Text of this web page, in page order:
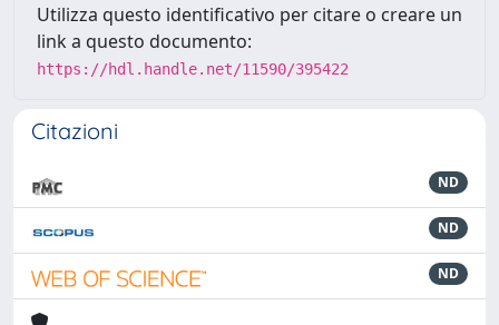
Utilizza questo identificativo per citare o creare un
link a questo documento:
https://hdl.handle.net/11590/395422
Citazioni
ND
ND
ND